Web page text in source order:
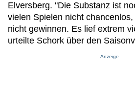
Elversberg. "Die Substanz ist
vielen Spielen nicht
nicht gewinnen. Es lief extrem
urteilte Schork über den
Anzeige